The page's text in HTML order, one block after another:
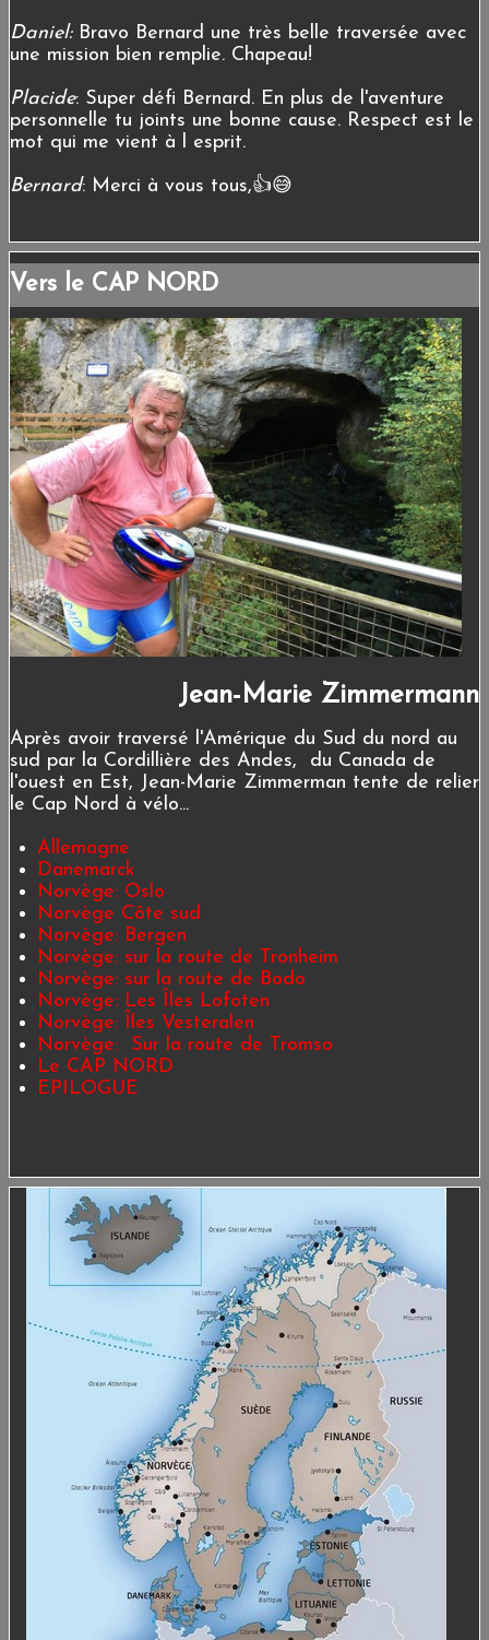
Daniel:Bravo Bernard une très belle traversée avec
une mission bien remplie. Chapeau!
Placide: Super défi Bernard. En plus de l'aventure
personnelle tu joints une bonne cause. Respect est le
mot qui me vient à l esprit.
Bernard: Merci à vous tous,👍😅
Vers le CAP NORD
Jean-Marie Zimmermann
Après avoir traversé l'Amérique du Sud du nord au
sud par la Cordillière des Andes, du Canada de
l'ouest en Est, Jean-Marie Zimmerman tente de relier
le Cap Nord à vélo...
Allemagne
Danemarck
Norvège: Oslo
Norvège Côte sud
Norvège: Bergen
Norvège: sur la route de Tronheim
Norvège: sur la route de Bodo
Norvège: Les Îles Lofoten
Norvège: Îles Vesteralen
Norvège: Sur la route de Tromso
Le CAP NORD
EPILOGUE